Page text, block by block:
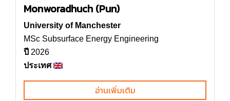
Monworadhuch (Pun)
University of Manchester
MSc Subsurface Energy Engineering
ปี 2026
ประเทศ
อ่านเพิ่มเติม